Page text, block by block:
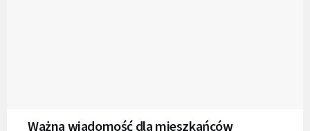
Ważna wiadomość dla mieszkańców